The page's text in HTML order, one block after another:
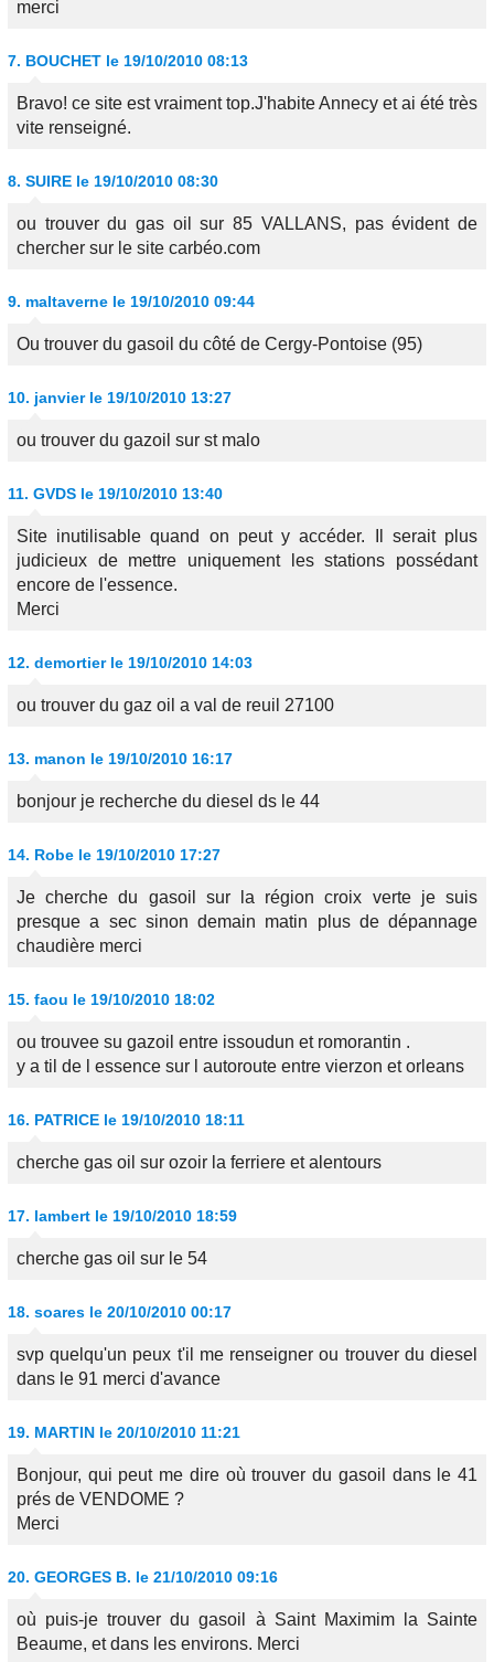
merci
7. BOUCHET le 19/10/2010 08:13
Bravo! ce site est vraiment top.J'habite Annecy et ai été très
vite renseigné.
8. SUIRE le 19/10/2010 08:30
ou trouver du gas oil sur 85 VALLANS, pas évident de
chercher sur le site carbéo.com
9. maltaverne le 19/10/2010 09:44
Ou trouver du gasoil du côté de Cergy-Pontoise (95)
10. janvier le 19/10/2010 13:27
ou trouver du gazoil sur st malo
11. GVDS le 19/10/2010 13:40
Site inutilisable quand on peut y accéder. Il serait plus
judicieux de mettre uniquement les stations possédant
encore de l'essence.
Merci
12. demortier le 19/10/2010 14:03
ou trouver du gaz oil a val de reuil 27100
13. manon le 19/10/2010 16:17
bonjour je recherche du diesel ds le 44
14. Robe le 19/10/2010 17:27
Je cherche du gasoil sur la région croix verte je suis
presque a sec sinon demain matin plus de dépannage
chaudière merci
15. faou le 19/10/2010 18:02
ou trouvee su gazoil entre issoudun et romorantin .
y a til de l essence sur l autoroute entre vierzon et orleans
16. PATRICE le 19/10/2010 18:11
cherche gas oil sur ozoir la ferriere et alentours
17. lambert le 19/10/2010 18:59
cherche gas oil sur le 54
18. soares le 20/10/2010 00:17
svp quelqu'un peux t'il me renseigner ou trouver du diesel
dans le 91 merci d'avance
19. MARTIN le 20/10/2010 11:21
Bonjour, qui peut me dire où trouver du gasoil dans le 41
prés de VENDOME ?
Merci
20. GEORGES B. le 21/10/2010 09:16
où puis-je trouver du gasoil à Saint Maximim la Sainte
Beaume, et dans les environs. Merci